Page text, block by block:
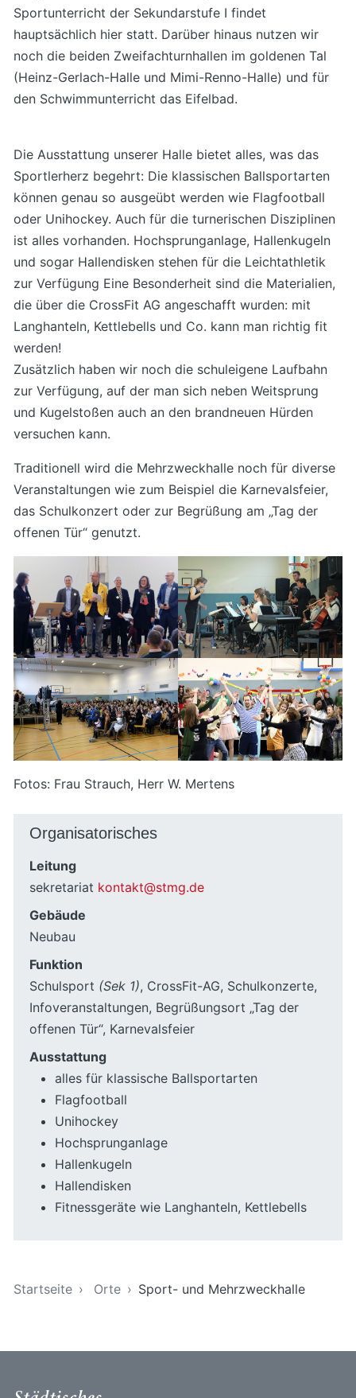
Sportunterricht der Sekundarstufe I findet
hauptsächlich hier statt. Darüber hinaus nutzen wir
noch die beiden Zweifachturnhallen im goldenen Tal
(Heinz-Gerlach-Halle und Mimi-Renno-Halle) und für
den Schwimmunterricht das Eifelbad.
Die Ausstattung unserer Halle bietet alles, was das
Sportlerherz begehrt: Die klassischen Ballsportarten
können genau so ausgeübt werden wie Flagfootball
oder Unihockey. Auch für die turnerischen Disziplinen
ist alles vorhanden. Hochsprunganlage, Hallenkugeln
und sogar Hallendisken stehen für die Leichtathletik
zur Verfügung Eine Besonderheit sind die Materialien,
die über die CrossFit AG angeschafft wurden: mit
Langhanteln, Kettlebells und Co. kann man richtig fit
werden!
Zusätzlich haben wir noch die schuleigene Laufbahn
zur Verfügung, auf der man sich neben Weitsprung
und Kugelstoßen auch an den brandneuen Hürden
versuchen kann.
Traditionell wird die Mehrzweckhalle noch für diverse
Veranstaltungen wie zum Beispiel die Karnevalsfeier,
das Schulkonzert oder zur Begrüßung am „Tag der
offenen Tür“ genutzt.
Fotos: Frau Strauch, Herr W. Mertens
Organisatorisches
Leitung
sekretariat kontakt@stmg.de
Gebäude
Neubau
Funktion
Schulsport (Sek 1), CrossFit-AG, Schulkonzerte,
Infoveranstaltungen, Begrüßungsort „Tag der
offenen Tür“, Karnevalsfeier
Ausstattung
alles für klassische Ballsportarten
Flagfootball
Unihockey
Hochsprunganlage
Hallenkugeln
Hallendisken
Fitnessgeräte wie Langhanteln, Kettlebells
Startseite
Orte Sport- und Mehrzweckhalle